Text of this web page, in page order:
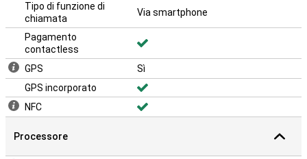
Tipo di funzione di
chiamata
Via smartphone
Pagamento
contactless
GPS
Sì
GPS incorporato
NFC
Processore